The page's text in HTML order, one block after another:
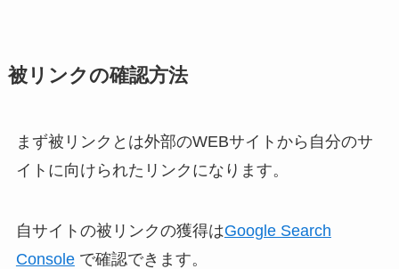
被リンクの確認方法
まず被リンクとは外部のWEBサイトから自分のサ
イトに向けられたリンクになります。
自サイトの被リンクの獲得はGoogle Search
Consoleで確認できます。